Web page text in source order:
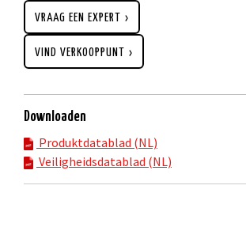
VRAAG EEN EXPERT
VIND VERKOOPPUNT
Downloaden
Produktdatablad (NL)
Veiligheidsdatablad (NL)